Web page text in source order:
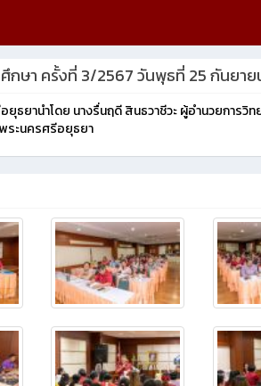
กษา ครั้งที่ 3/2567 วันพุธที่ 25 กันยา
ธยานำโดย นางรื่นฤดี สินธวาชีวะ ผู้อำนวยการ
ระนครศรีอยุธยา